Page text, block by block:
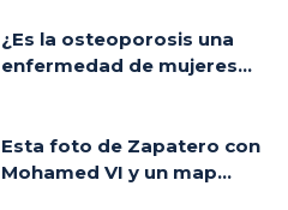
¿Es la osteoporosis una
enfermedad de mujeres...
Esta foto de Zapatero con
Mohamed VI y un map...